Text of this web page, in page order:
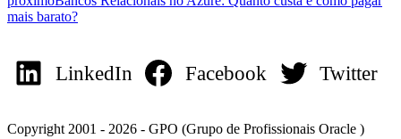
mais barato?
LinkedIn Facebook Twitter
Copyright 2001 - 2026 - GPO (Grupo de Profissionais Oracle )